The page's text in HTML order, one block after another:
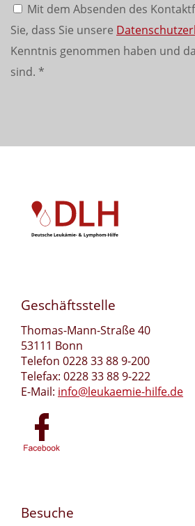
Mit dem Absenden des
Sie, dass Sie unsere
Kenntnis genommen haben und
sind. *
Geschäftsstelle
Thomas-Mann-Straße 40
53111 Bonn
Telefon 0228 33 88 9-200
Telefax: 0228 33 88 9-222
E-Mail: info@leukaemie-hilfe.de
Besuche